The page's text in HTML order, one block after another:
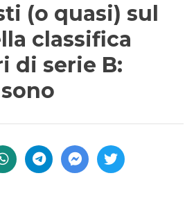
(o quasi) sul
classifica
di serie B: